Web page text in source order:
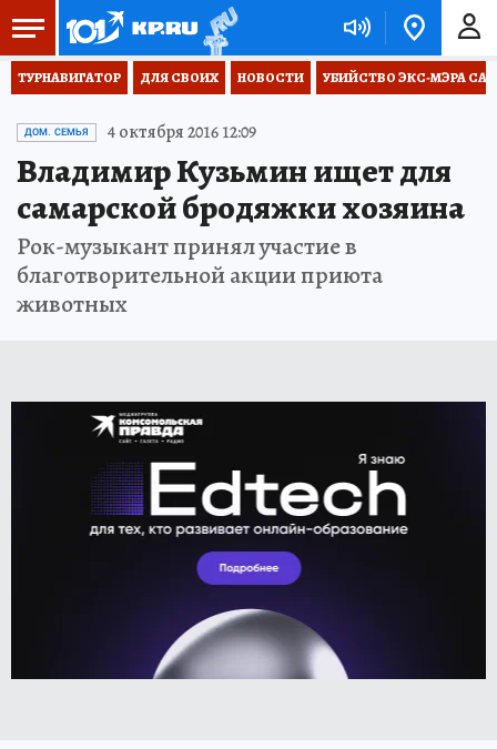
ТУРНАВИГАТОР ДЛЯ СВОИХ НОВОСТИ УБИЙСТВО ЭКС-МЭРА
ДОМ. СЕМЬЯ 4 октября 2016 12:09
Владимир Кузьмин ищет для
самарской бродяжки хозяина
Рок-музыкант принял участие в
благотворительной акции приюта
животных